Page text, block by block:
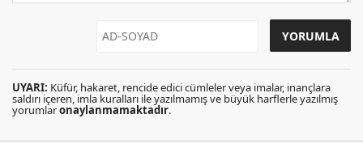
UYARI: Küfür, hakaret, rencide edici cümleler veya imalar, inançlara
saldırı içeren, imla kuralları ile yazılmamış ve büyük harflerle yazılmış
yorumlaronaylanmamaktadır.